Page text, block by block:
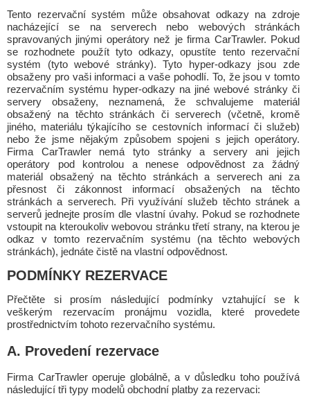
Tento rezervační systém může obsahovat odkazy na zdroje
nacházející se na serverech nebo webových stránkách
spravovaných jinými operátory než je firma CarTrawler. Pokud
se rozhodnete použít tyto odkazy, opustíte tento rezervační
systém (tyto webové stránky). Tyto hyper-odkazy jsou zde
obsaženy pro vaši informaci a vaše pohodlí. To, že jsou v tomto
rezervačním systému hyper-odkazy na jiné webové stránky či
servery obsaženy, neznamená, že schvalujeme materiál
obsažený na těchto stránkách či serverech (včetně, kromě
jiného, materiálu týkajícího se cestovních informací či služeb)
nebo že jsme nějakým způsobem spojeni s jejich operátory.
Firma CarTrawler nemá tyto stránky a servery ani jejich
operátory pod kontrolou a nenese odpovědnost za žádný
materiál obsažený na těchto stránkách a serverech ani za
přesnost či zákonnost informací obsažených na těchto
stránkách a serverech. Při využívání služeb těchto stránek a
serverů jednejte prosím dle vlastní úvahy. Pokud se rozhodnete
vstoupit na kteroukoliv webovou stránku třetí strany, na kterou je
odkaz v tomto rezervačním systému (na těchto webových
stránkách), jednáte čistě na vlastní odpovědnost.
PODMÍNKY REZERVACE
Přečtěte si prosím následující podmínky vztahující se k
veškerým rezervacím pronájmu vozidla, které provedete
prostřednictvím tohoto rezervačního systému.
A. Provedení rezervace
Firma CarTrawler operuje globálně, a v důsledku toho používá
následující tři typy modelů obchodní platby za rezervaci: